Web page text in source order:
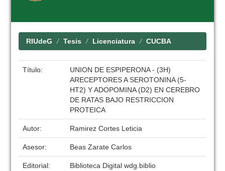
RIUdeG Tesis Licenciatura CUCBA
Título:
UNION DE ESPIPERONA - (3H)
ARECEPTORES A SEROTONINA (5-
HT2) Y ADOPOMINA (D2) EN CEREBRO
DE RATAS BAJO RESTRICCION
PROTEICA
Autor: Ramirez Cortes Leticia
Asesor: Beas Zarate Carlos
Editorial:
Biblioteca Digital wdg.biblio